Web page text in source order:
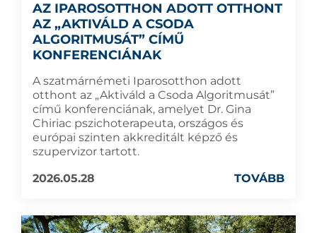
AZ IPAROSOTTHON ADOTT OTTHONT
AZ „AKTIVÁLD A CSODA
ALGORITMUSÁT” CÍMŰ
KONFERENCIÁNAK
A szatmárnémeti Iparosotthon adott
otthont az „Aktiváld a Csoda Algoritmusát”
című konferenciának, amelyet Dr. Gina
Chiriac pszichoterapeuta, országos és
európai szinten akkreditált képző és
szupervizor tartott.
2026.05.28
TOVÁBB